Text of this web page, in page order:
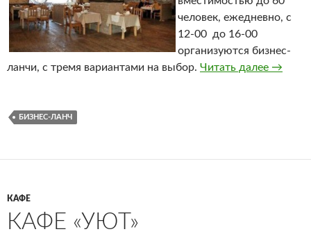
человек, ежедневно, с
12-00 до 16-00
организуются бизнес-
ланчи, с тремя вариантами на выбор. Читать далее →
БИЗНЕС-ЛАНЧ
КАФЕ
КАФЕ «УЮТ»